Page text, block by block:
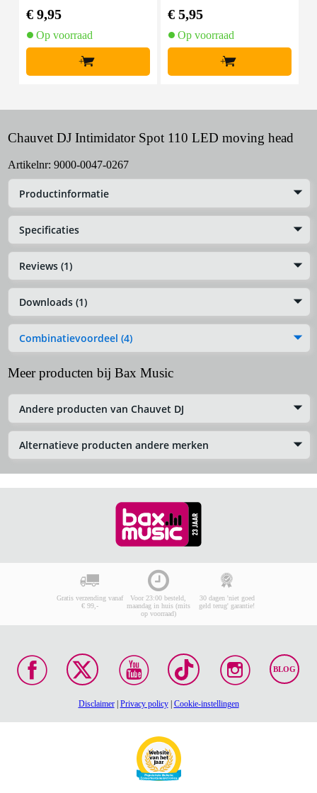
€ 9,95
Op voorraad
+
€ 5,95
Op voorraad
+
Chauvet DJ Intimidator Spot 110 LED moving head
Artikelnr: 9000-0047-0267
Productinformatie
Specificaties
Reviews (1)
Downloads (1)
Combinatievoordeel (4)
Meer producten bij Bax Music
Andere producten van Chauvet DJ
Alternatieve producten andere merken
Gratis verzending vanaf
€ 99,-
Voor 23:00 besteld,
maandag in huis (mits
op voorraad)
30 dagen 'niet goed
geld terug' garantie!
BLOG
Disclaimer| Privacy policy| Cookie-instellingen